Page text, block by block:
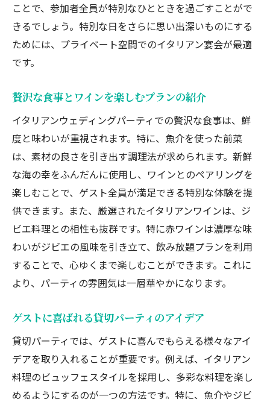
ことで、参加者全員が特別なひとときを過ごすことがで
きるでしょう。特別な日をさらに思い出深いものにする
ためには、プライベート空間でのイタリアン宴会が最適
です。
贅沢な食事とワインを楽しむプランの紹介
イタリアンウェディングパーティでの贅沢な食事は、鮮
度と味わいが重視されます。特に、魚介を使った前菜
は、素材の良さを引き出す調理法が求められます。新鮮
な海の幸をふんだんに使用し、ワインとのペアリングを
楽しむことで、ゲスト全員が満足できる特別な体験を提
供できます。また、厳選されたイタリアンワインは、ジ
ビエ料理との相性も抜群です。特に赤ワインは濃厚な味
わいがジビエの風味を引き立て、飲み放題プランを利用
することで、心ゆくまで楽しむことができます。これに
より、パーティの雰囲気は一層華やかになります。
ゲストに喜ばれる貸切パーティのアイデア
貸切パーティでは、ゲストに喜んでもらえる様々なアイ
デアを取り入れることが重要です。例えば、イタリアン
料理のビュッフェスタイルを採用し、多彩な料理を楽し
めるようにするのが一つの方法です。特に、魚介やジビ